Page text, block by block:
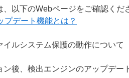
、以下のWebページをご確認くだ
プデート機能とは？
イルシステム保護の動作について
ン後、検出エンジンのアップデ